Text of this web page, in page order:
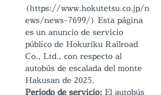
(https://www.hokutetsu.co.jp/n
ews/news-7699/) Esta página
es un anuncio de servicio
público de Hokuriku Railroad
Co., Ltd., con respecto al
autobús de escalada del monte
Hakusan de 2025.
Periodo de servicio: El autobús